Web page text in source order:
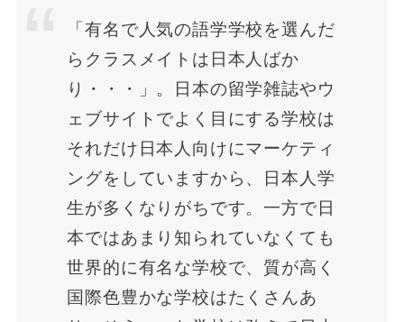
「有名で人気の語学学校を選んだ
らクラスメイトは日本人ばか
り・・・」。日本の留学雑誌やウ
ェブサイトでよく目にする学校は
それだけ日本人向けにマーケティ
ングをしていますから、日本人学
生が多くなりがちです。一方で日
本ではあまり知られていなくても
世界的に有名な学校で、質が高く
国際色豊かな学校はたくさんあ